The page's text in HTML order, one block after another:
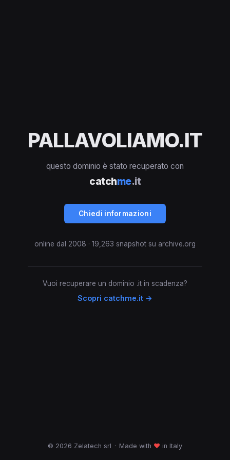
PALLAVOLIAMO.IT
questo dominio è stato recuperato con
catchme.it
Chiedi informazioni
online dal 2008 · 19,263 snapshot su archive.org
Vuoi recuperare un dominio .it in scadenza?
Scopri catchme.it →
© 2026 Zelatech srl · Made with ♥ in Italy